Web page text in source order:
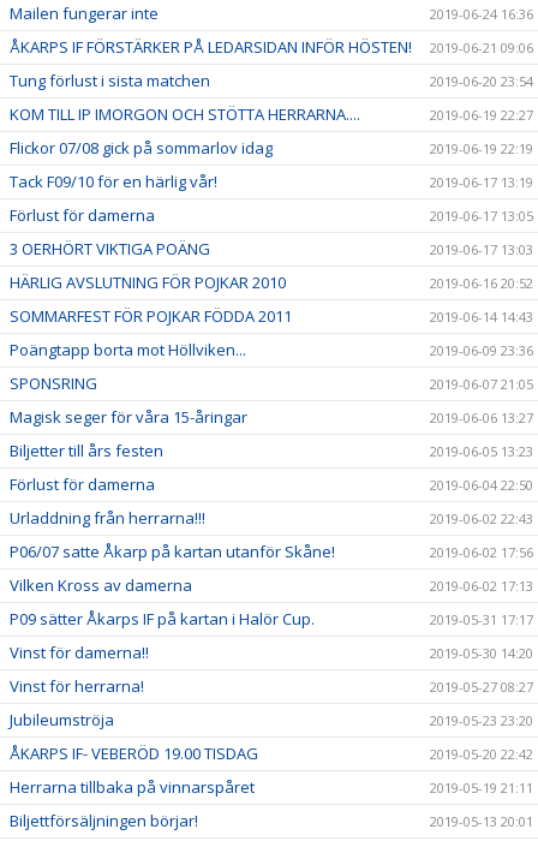
Mailen fungerar inte 2019-06-24 16:36
ÅKARPS IF FÖRSTÄRKER PÅ LEDARSIDAN INFÖR HÖSTEN! 2019-06-21 09:06
Tung förlust i sista matchen 2019-06-20 23:54
KOM TILL IP IMORGON OCH STÖTTA HERRARNA.... 2019-06-19 22:27
Flickor 07/08 gick på sommarlov idag 2019-06-19 22:19
Tack F09/10 för en härlig vår! 2019-06-17 13:19
Förlust för damerna 2019-06-17 13:05
3 OERHÖRT VIKTIGA POÄNG 2019-06-17 13:03
HÄRLIG AVSLUTNING FÖR POJKAR 2010 2019-06-16 20:52
SOMMARFEST FÖR POJKAR FÖDDA 2011 2019-06-14 14:43
Poängtapp borta mot Höllviken... 2019-06-09 23:36
SPONSRING 2019-06-07 21:05
Magisk seger för våra 15-åringar 2019-06-06 13:27
Biljetter till års festen 2019-06-05 13:23
Förlust för damerna 2019-06-04 22:50
Urladdning från herrarna!!! 2019-06-02 22:43
P06/07 satte Åkarp på kartan utanför Skåne! 2019-06-02 17:56
Vilken Kross av damerna 2019-06-02 17:13
P09 sätter Åkarps IF på kartan i Halör Cup. 2019-05-31 17:17
Vinst för damerna!! 2019-05-30 14:20
Vinst för herrarna! 2019-05-27 08:27
Jubileumströja 2019-05-23 23:20
ÅKARPS IF- VEBERÖD 19.00 TISDAG 2019-05-20 22:42
Herrarna tillbaka på vinnarspåret 2019-05-19 21:11
Biljettförsäljningen börjar! 2019-05-13 20:01